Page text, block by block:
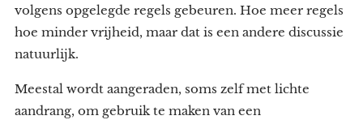
volgens opgelegde regels gebeuren. Hoe meer regels
hoe minder vrijheid, maar dat is een andere discussie
natuurlijk.
Meestal wordt aangeraden, soms zelf met lichte
aandrang, om gebruik te maken van een